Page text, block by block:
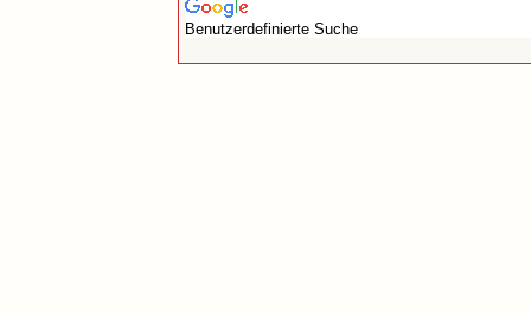
Benutzerdefinierte Suche